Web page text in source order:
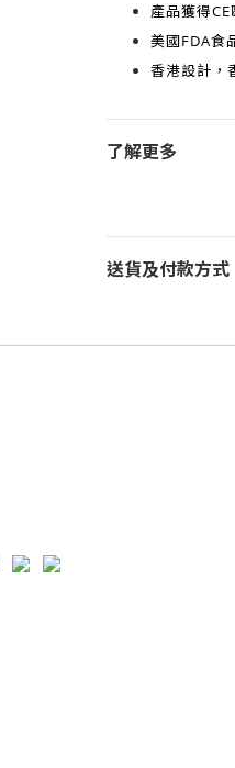
產品獲得
美國FDA食
香港設計，
了解更多
送貨及付款方式